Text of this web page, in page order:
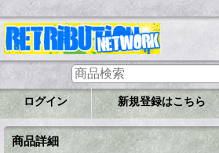
ログイン 新規登録はこちら
商品詳細